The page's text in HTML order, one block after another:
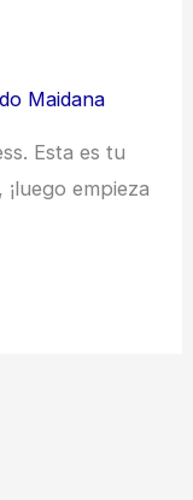
Maidana
Esta es tu
empieza